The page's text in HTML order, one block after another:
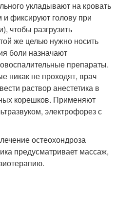
укладывают на кровать
фиксируют голову при
чтобы разгрузить
же целью нужно носить
боли назначают
препараты.
никак не проходят, врач
раствор анестетика в
корешков. Применяют
электрофорез с
остеохондроза
предусматривает массаж,